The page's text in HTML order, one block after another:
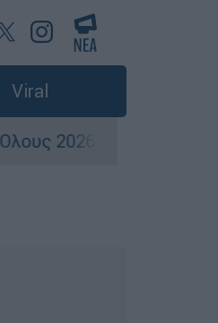
Viral
Τα SOS για να